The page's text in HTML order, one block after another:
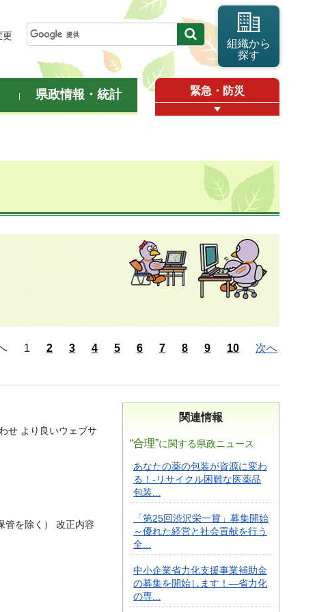
更
組織から
探す
県政情報・統計 緊急・防災
1 2 3 4 5 6 7 8 9 10 次へ
関連情報
“合理”に関する県政ニュース
あなたの薬の包装が資源に変わ
る！-リサイクル困難な医薬品
包装...
「第25回渋沢栄一賞」募集開始
～優れた経営と社会貢献を行う
全...
中小企業省力化支援事業補助金
の募集を開始します！―省力化
の専...
せ より良いウェブサ
管を除く） 改正内容